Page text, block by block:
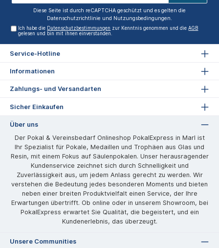
Diese Seite ist durch reCAPTCHA geschützt und es gelten die
Datenschutzrichtlinie und Nutzungsbedingungen.
Ich habe die Datenschutzbestimmungen zur Kenntnis genommen und dieAGB
gelesen und bin mit ihnen einverstanden.
Service-Hotline
Informationen
Zahlungs- und Versandarten
Sicher Einkaufen
Über uns
Der Pokal & Vereinsbedarf Onlineshop PokalExpress in Marl ist
Ihr Spezialist für Pokale, Medaillen und Trophäen aus Glas und
Resin, mit einem Fokus auf Säulenpokalen. Unser herausragender
Kundenservice zeichnet sich durch Schnelligkeit und
Zuverlässigkeit aus, um jedem Anlass gerecht zu werden. Wir
verstehen die Bedeutung jedes besonderen Moments und bieten
neben einer breiten Produktvielfalt einen Service, der Ihre
Erwartungen übertrifft. Ob online oder in unserem Showroom, bei
PokalExpress erwartet Sie Qualität, die begeistert, und ein
Kundenerlebnis, das überzeugt.
Unsere Communities